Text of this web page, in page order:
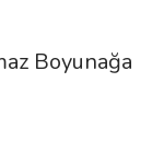
Boyunağa